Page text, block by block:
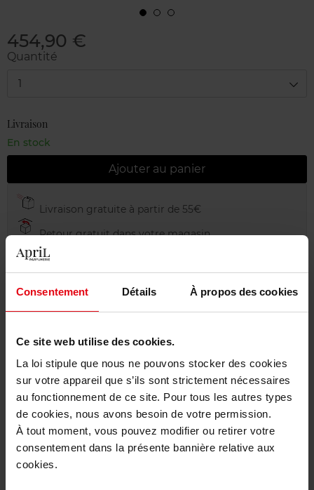
Consentement Détails À propos des cookies
Ce site web utilise des cookies.
La loi stipule que nous ne pouvons stocker des cookies
sur votre appareil que s’ils sont strictement nécessaires
au fonctionnement de ce site. Pour tous les autres types
de cookies, nous avons besoin de votre permission.
À tout moment, vous pouvez modifier ou retirer votre
consentement dans la présente bannière relative aux
cookies.
454,90 €
Quantité
1
Livraison
En stock
Ajouter au panier
Livraison gratuite à partir de 55€
Retour gratuit dans votre magasin
Emballage cadeau offert
Description
Caractéristiques
Avis client Politique relative aux avis des clients